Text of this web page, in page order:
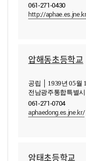
061-271-0430
http://aphae.es.jne.kr
압해동초등학교
공립 │ 1939년 05월
전남광주통합특별
061-271-0704
aphaedong.es.jne.kr/
암태초등학교